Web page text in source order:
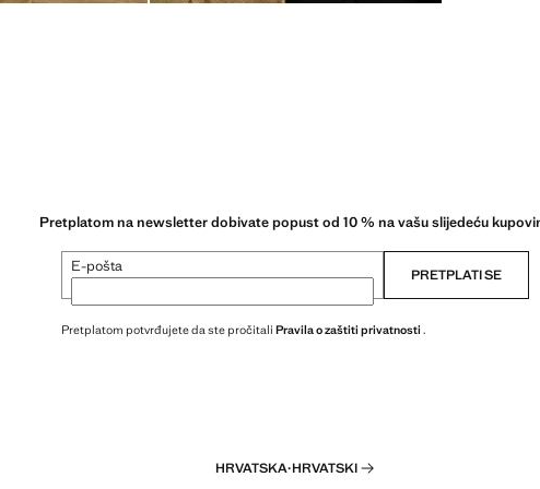
Pretplatom na newsletter dobivate popust od 10 % na vašu slijedeću
E-pošta PRETPLATI SE
Pretplatom potvrđujete da ste pročitali Pravila o zaštiti privatnosti .
HRVATSKA·HRVATSKI